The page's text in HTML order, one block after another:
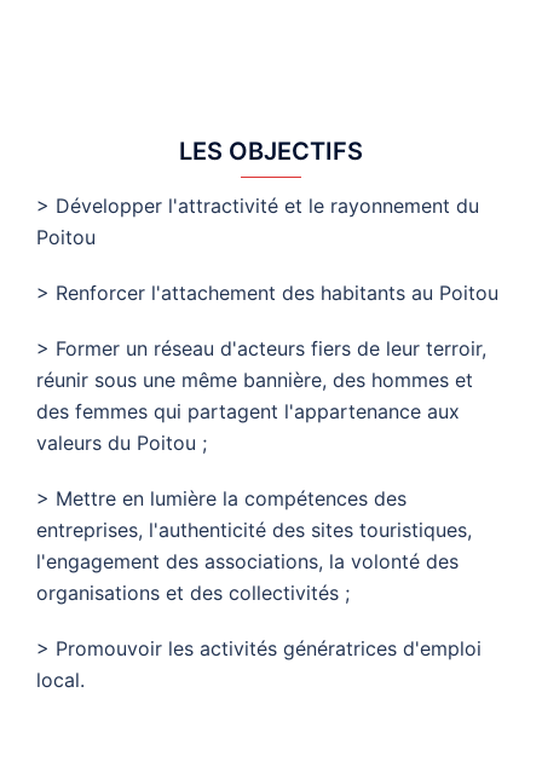
LES OBJECTIFS
> Développer l'attractivité et le rayonnement du
Poitou
> Renforcer l'attachement des habitants au Poitou
> Former un réseau d'acteurs fiers de leur terroir,
réunir sous une même bannière, des hommes et
des femmes qui partagent l'appartenance aux
valeurs du Poitou ;
> Mettre en lumière la compétences des
entreprises, l'authenticité des sites touristiques,
l'engagement des associations, la volonté des
organisations et des collectivités ;
> Promouvoir les activités génératrices d'emploi
local.